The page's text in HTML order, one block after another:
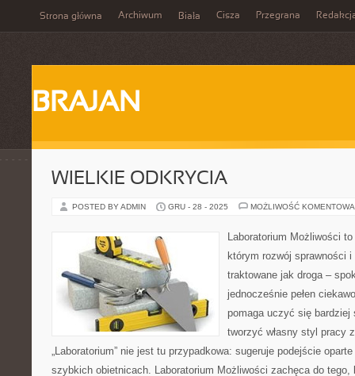
Strona główna Archiwum Biała Cisza Przegrana
BRAJAN
WIELKIE ODKRYCIA
POSTED BY ADMIN GRU - 28 - 2025 MOŻLIWOŚĆ
Laboratorium Możliwości
którym rozwój sprawności
traktowane jak droga –
jednocześnie pełen
pomaga uczyć się bardziej
tworzyć własny styl pracy
„Laboratorium” nie jest tu przypadkowa: sugeruje podejście
szybkich obietnicach. Laboratorium Możliwości zachęca do